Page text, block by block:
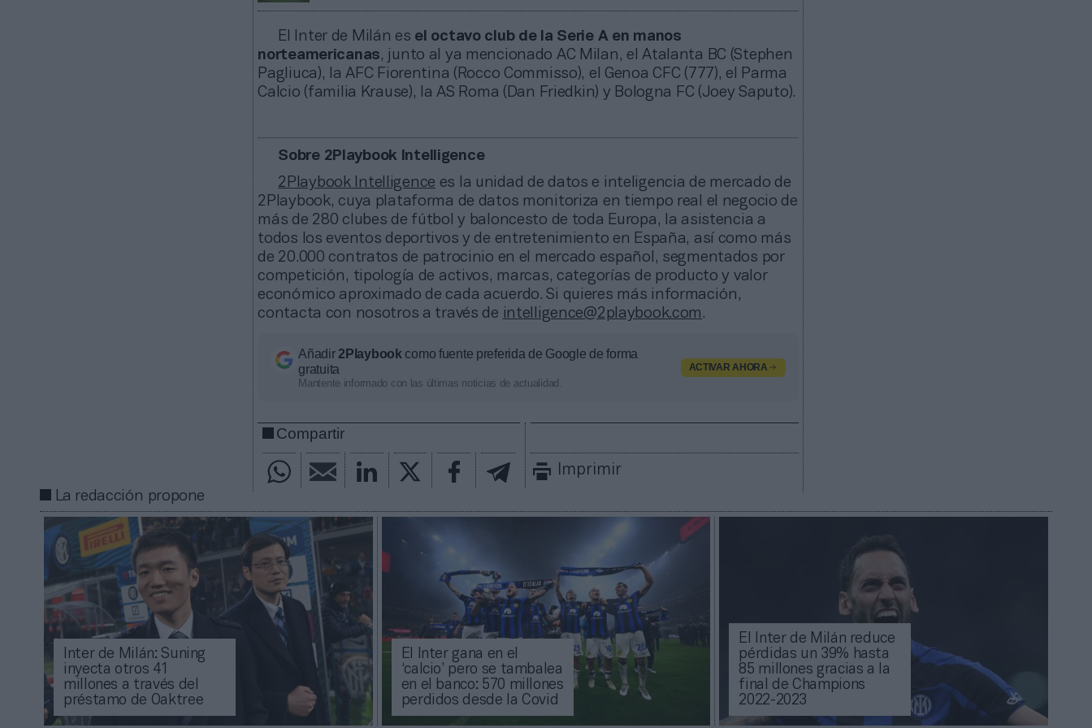
El Inter de Milán es el octavo club de la Serie A en manos
norteamericanas, junto al ya mencionado AC Milan, el Atalanta BC (Stephen
Pagliuca), la AFC Fiorentina (Rocco Commisso), el Genoa CFC (777), el Parma
Calcio (familia Krause), la AS Roma (Dan Friedkin) y Bologna FC (Joey Saputo).
Sobre 2Playbook Intelligence
2Playbook Intelligence es la unidad de datos e inteligencia de mercado de
2Playbook, cuya plataforma de datos monitoriza en tiempo real el negocio de
más de 280 clubes de fútbol y baloncesto de toda Europa, la asistencia a
todos los eventos deportivos y de entretenimiento en España, así como más
de 20.000 contratos de patrocinio en el mercado español, segmentados por
competición, tipología de activos, marcas, categorías de producto y valor
económico aproximado de cada acuerdo. Si quieres más información,
contacta con nosotros a través de intelligence@2playbook.com .
Añadir2Playbook como fuente preferida de Google de forma
gratuita
Mantente informado con las últimas noticias de actualidad.
ACTIVAR AHORA
Compartir
Imprimir
La redacción propone
Inter de Milán: Suning
inyecta otros 41
millones a través del
préstamo de Oaktree
El Inter gana en el
‘calcio’ pero se tambalea
en el banco: 570 millones
perdidos desde la Covid
El Inter de Milán reduce
pérdidas un 39% hasta
85 millones gracias a la
final de Champions
2022-2023